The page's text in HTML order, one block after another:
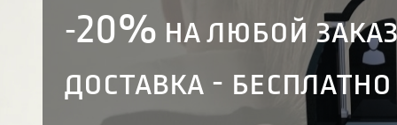
-20% на любой
доставка - бесплатно